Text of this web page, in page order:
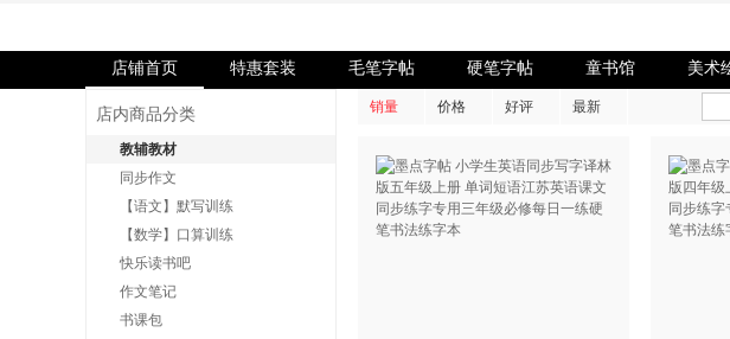
店铺首页 特惠套装 毛笔字帖 硬笔字帖 童书馆 美术
店内商品分类
教辅教材
同步作文
【语文】默写训练
【数学】口算训练
快乐读书吧
作文笔记
书课包
销量 价格 好评 最新
浪